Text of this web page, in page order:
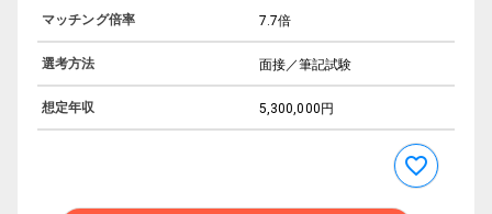
マッチング倍率 7.7倍
選考方法 面接／筆記試験
想定年収 5,300,000円